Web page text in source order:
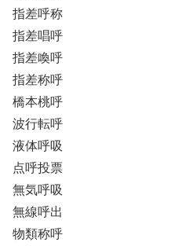
指差呼称
指差唱呼
指差喚呼
指差称呼
橋本桃呼
波行転呼
液体呼吸
点呼投票
無気呼吸
無線呼出
物類称呼